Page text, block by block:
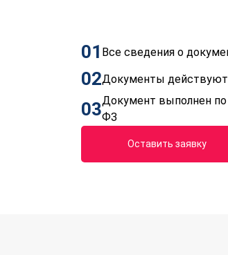
01 Все сведения о
02Документы действуют
03Документ выполнен по
ФЗ
Оставить заявку